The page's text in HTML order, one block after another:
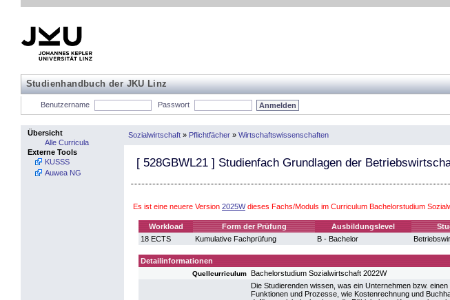
Studienhandbuch der JKU Linz
Benutzername Passwort
Übersicht
Alle Curricula
Externe Tools
KUSSS
Auwea NG
Sozialwirtschaft » Pflichtfächer » Wirtschaftswissenschaften
[ 528GBWL21 ] Studienfach Grundlagen der
Es ist eine neuere Version 2025Wdieses Fachs/Moduls im Curriculum Bachelorstudium
Workload Form der Prüfung Ausbildungslevel
18 ECTS
Kumulative Fachprüfung B - Bachelor
Detailinformationen
Quellcurriculum Bachelorstudium Sozialwirtschaft 2022W
Die Studierenden wissen, was ein Unternehmen bzw.
Funktionen und Prozesse, wie Kostenrechnung und